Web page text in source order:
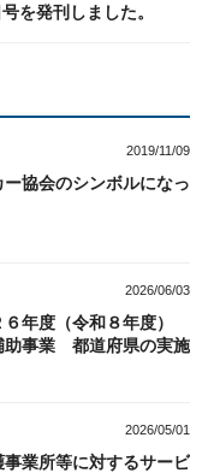
を発刊しました。
2019/11/09
協会のシンボルになっ
2026/06/03
６年度（令和８年度）
助事業 都道府県の実施
2026/05/01
事業所等に対するサービ